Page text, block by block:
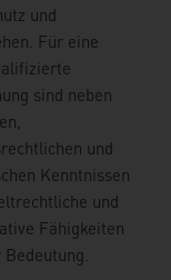
und
Für eine
sind neben
und
Kenntnissen
und
Fähigkeiten